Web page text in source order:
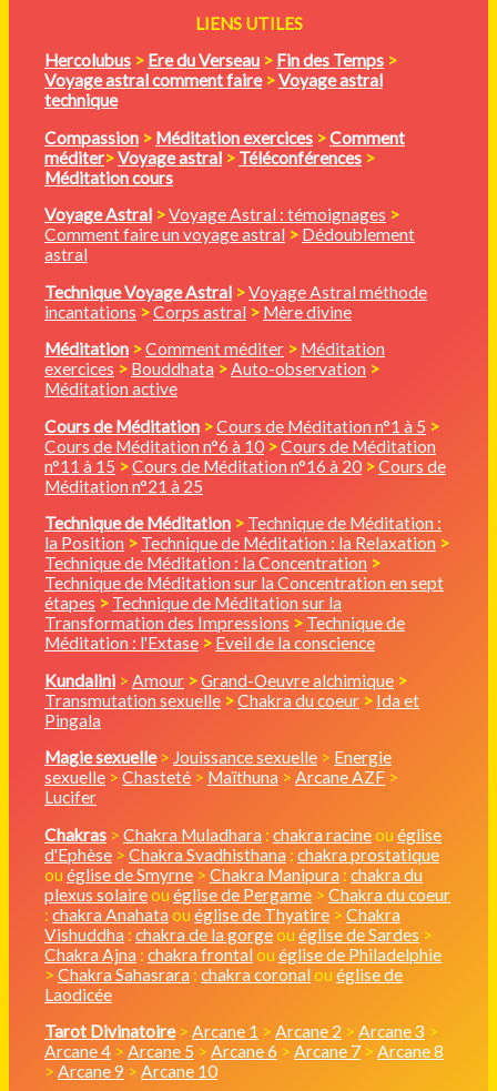
LIENS UTILES
Hercolubus > Ere du Verseau > Fin des Temps >
Voyage astral comment faire >Voyage astral
technique
Compassion > Méditationexercices >Comment
méditer>Voyage astral > Téléconférences >
Méditation cours
Voyage Astral >Voyage Astral : témoignages >
Comment faire un voyage astral > Dédoublement
astral
Technique Voyage Astral >Voyage Astral méthode
incantations >Corps astral > Mère divine
Méditation >Comment méditer > Méditation
exercices > Bouddhata >Auto-observation >
Méditation active
Cours de Méditation >Cours de Méditation n°1 à 5 >
Cours de Méditation n°6 à 10 >Cours de Méditation
n°11 à 15 >Cours de Méditation n°16 à 20 >Cours de
Méditation n°21 à 25
Technique de Méditation > Technique de Méditation :
la Position > Technique de Méditation : la Relaxation >
Technique de Méditation : la Concentration >
Technique de Méditation sur la Concentration en sept
étapes > Technique de Méditation sur la
Transformation des Impressions > Technique de
Méditation : l'Extase > Eveil de la conscience
Kundalini > Amour >Grand-Oeuvre alchimique >
Transmutation sexuelle >Chakra du coeur > Ida et
Pingala
Magie sexuelle> Jouissance sexuelle > Energie
sexuelle > Chasteté > Maïthuna > Arcane AZF >
Lucifer
Chakras > Chakra Muladhara : chakra racineou église
d'Ephèse > Chakra Svadhisthana : chakra prostatique
ou église de Smyrne > Chakra Manipura : chakra du
plexus solaireou église de Pergame > Chakra du coeur
: chakra Anahata ou église de Thyatire > Chakra
Vishuddha : chakra de la gorgeou église de Sardes >
Chakra Ajna : chakra frontalou église de Philadelphie
> Chakra Sahasrara : chakra coronal ou église de
Laodicée
Tarot Divinatoire > Arcane 1 > Arcane 2 > Arcane 3 >
Arcane 4 > Arcane 5 > Arcane 6 > Arcane 7 > Arcane 8
> Arcane 9 > Arcane 10